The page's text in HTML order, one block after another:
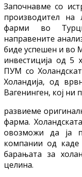
Започнавме со
производител на
фарми во
направените
биде успешен и во
инвестиција од 5
ПУМ со
Холандија, од
Вагенинген, кој ни
развиеме
фарма.
овозможи да ја
компании од каде
барањата за
целина.